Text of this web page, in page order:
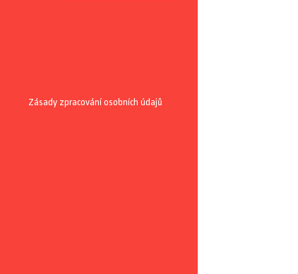
Zásady zpracování osobních údajů